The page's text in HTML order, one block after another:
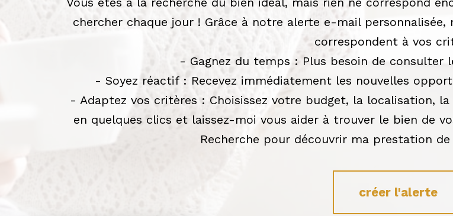
chercher chaque jour ! Grâce à notre alerte e-mail
correspondent à vos
- Gagnez du temps : Plus besoin de consulter
- Soyez réactif : Recevez immédiatement les nouvelles
- Adaptez vos critères : Choisissez votre budget, la localisation,
en quelques clics et laissez-moi vous aider à trouver le bien de
Recherche pour découvrir ma prestation
créer l'alerte